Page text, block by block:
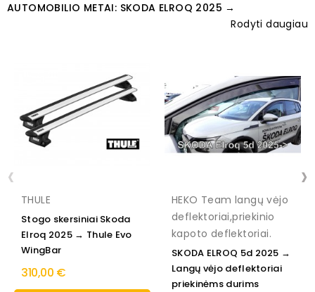
AUTOMOBILIO METAI: SKODA ELROQ 2025 →
Rodyti daugiau
THULE
Stogo skersiniai Skoda
Elroq 2025 → Thule Evo
WingBar
310,00 €
HEKO Team langų vėjo
deflektoriai,priekinio
kapoto deflektoriai.
SKODA ELROQ 5d 2025 →
Langų vėjo deflektoriai
priekinėms durims
‹ ›